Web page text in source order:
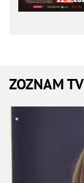
ZOZNAM TV